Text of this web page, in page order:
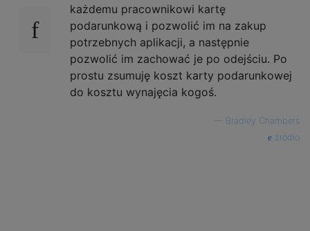
każdemu pracownikowi kartę
podarunkową i pozwolić im na zakup
potrzebnych aplikacji, a następnie
pozwolić im zachować je po odejściu. Po
prostu zsumuję koszt karty podarunkowej
do kosztu wynajęcia kogoś.
Bradley Chambers
źródło